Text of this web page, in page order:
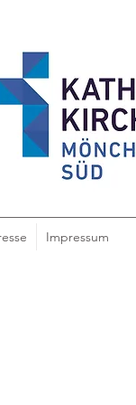
Impressum